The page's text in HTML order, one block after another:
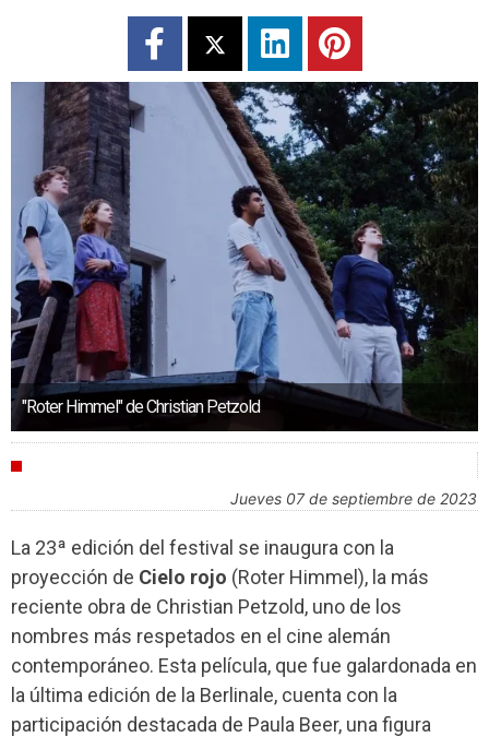
"Roter Himmel" de Christian Petzold
jueves 07 de septiembre de 2023
La 23ª edición del festival se inaugura con la
proyección de Cielo rojo (Roter Himmel), la más
reciente obra de Christian Petzold, uno de los
nombres más respetados en el cine alemán
contemporáneo. Esta película, que fue galardonada en
la última edición de la Berlinale, cuenta con la
participación destacada de Paula Beer, una figura